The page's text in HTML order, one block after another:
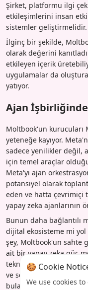
Şirket, platformu ilgi
etkileşimlerini insan
sistemler geliştirmelidir.
İlginç bir şekilde,
olarak değerini
etkileyen içerik
uygulamalar da
yatıyor.
Ajan
Moltbook'un kurucuları
yeteneğe kayıyor.
sadece yenilikler değil,
için temel araçlar olduğu
Meta'yı ajan
potansiyel olarak
eden ve hatta çevrimiçi
yapay zeka ajanlarının
Bunun daha bağlantılı
dijital ekosisteme mi yol
şey, Moltbook'un sahte
ait bir yapay zeka güç
teknolojisinin evriminde
ve sentetik, insan ve
bulanıklaşmaya devam
🍪 Cookie
We use cookies